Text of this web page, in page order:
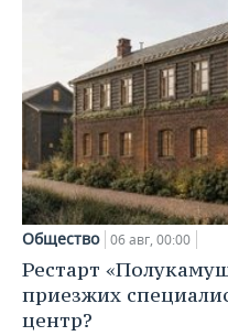
Общество 06 авг, 00:00
Рестарт
приезжих
центр?